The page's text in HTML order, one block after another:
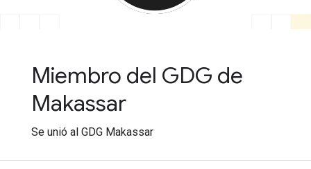
Miembro del GDG de
Makassar
Se unió al GDG Makassar